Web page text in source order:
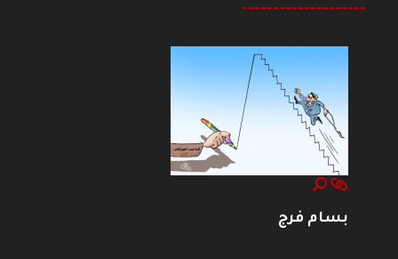
--------------------
بسام فرج